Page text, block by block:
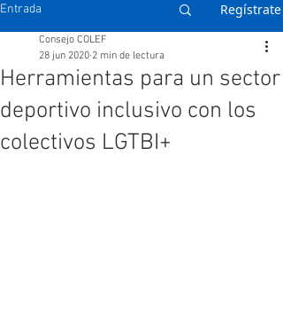
Entrada Regístrate
Herramientas para un sector
deportivo inclusivo con los
colectivos LGTBI+
Consejo COLEF
28 jun 2020 2 min de lectura